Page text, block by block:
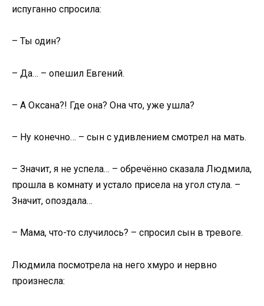
испуганно спросила:
– Ты один?
– Да… – опешил Евгений.
– А Оксана?! Где она? Она что, уже ушла?
– Ну конечно… – сын с удивлением смотрел на мать.
– Значит, я не успела… – обречённо сказала Людмила,
прошла в комнату и устало присела на угол стула. –
Значит, опоздала…
– Мама, что-то случилось? – спросил сын в тревоге.
Людмила посмотрела на него хмуро и нервно
произнесла: